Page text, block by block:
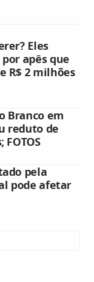
Eles
apês que
R$ 2 milhões
Branco em
reduto de
pela
pode afetar